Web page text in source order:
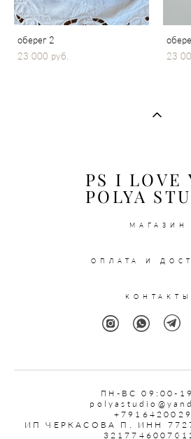
оберег 2
23 000 pуб.
23
PS I LOVE
POLYA
МАГАЗИН
ОПЛАТА И
КОНТАКТЫ
ПН -ВС 09:00-
ИП ЧЕРКАСОВА П. ИНН